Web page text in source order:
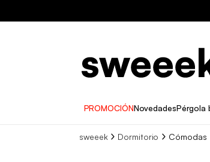
PROMOCIÓNNovedadesPérgola
sweeek Dormitorio Cómodas